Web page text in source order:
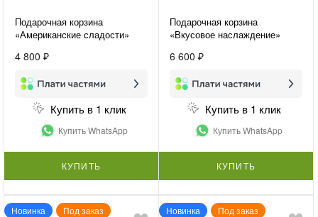
Подарочная корзина
«Американские сладости»
4 800 ₽
Купить в 1 клик
Купить WhatsApp
КУПИТЬ
Подарочная корзина
«Вкусовое наслаждение»
6 600 ₽
Купить в 1 клик
Купить WhatsApp
КУПИТЬ
Новинка Под заказ Новинка Под заказ